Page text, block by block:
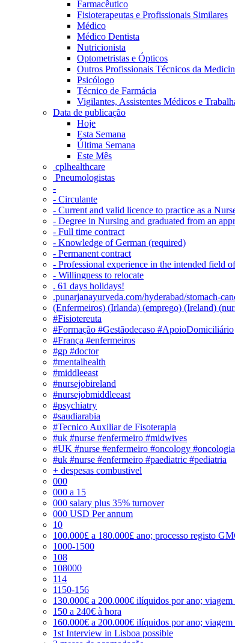
Farmacêutico
Fisioterapeutas e Profissionais Similares
Médico
Médico Dentista
Nutricionista
Optometristas e Ópticos
Outros Profissionais Técnicos da
Psicólogo
Técnico de Farmácia
Vigilantes, Assistentes Médicos e
Data de publicação
Hoje
Esta Semana
Última Semana
Este Mês
‎ cplhealthcare‬
Pneumologistas
-
- Circulante
- Current and valid licence to practice as a
- Degree in Nursing and graduated from an
- Full time contract
- Knowledge of German (required)
- Permanent contract
- Professional experience in the intended field
- Willingness to relocate
. 61 days holidays!
.punarjanayurveda.com/hyderabad/stomach-
(Enfermeiros) (Irlanda) (emprego) (Ireland)
#Fisiotereuta
#Formação #Gestãodecaso #ApoioDomiciliário
#França #enfermeiros
#gp #doctor
#mentalhealth
#middleeast
#nursejobireland
#nursejobmiddleeast
#psychiatry
#saudiarabia
#Tecnico Auxiliar de Fisoterapia
#uk #nurse #enfermeiro #midwives
#UK #nurse #enfermeiro #oncology #oncologia
#uk #nurse #enfermeiro #paediatric #pediatria
+ despesas combustivel
000
000 a 15
000 salary plus 35% turnover
000 USD Per annum
10
100.000£ a 180.000£ ano; processo registo
1000-1500
108
108000
114
1150-156
130.000€ a 200.000€ ilíquidos por ano;
150 a 240€ à hora
160.000€ a 200.000€ ilíquidos por ano;
1st Interview in Lisboa possible